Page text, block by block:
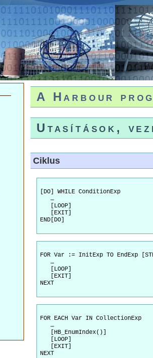
A Harbour
Utasítások,
Ciklus
[DO] WHILE ConditionExp
   …
   [LOOP]
   [EXIT]
END[DO]
FOR Var := InitExp TO EndExp
   …
   [LOOP]
   [EXIT]
NEXT
FOR EACH Var IN CollectionExp
   …
   [HB_EnumIndex()]
   [LOOP]
   [EXIT]
NEXT